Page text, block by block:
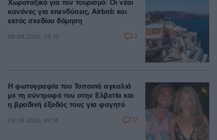
Χωροταξικό για τον τουρισμό: Οι νέοι
κανόνες για επενδύσεις, Airbnb και
εκτός σχεδίου δόμηση
08.08.2026, 08:10 2
Η φωτογραφία του Τσιτσιπά αγκαλιά
με τη σύντροφό του στην Ελβετία και
η βραδινή έξοδός τους για φαγητό
08.08.2026, 09:14 17